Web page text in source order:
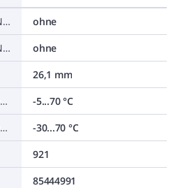
Brandverhalten nach EN 13501-6: Abtropfverhalten
ohne
Brandverhalten nach EN 13501-6: Säureentwicklung
ohne
26,1 mm
Zulässige Kabelaußentemperatur bei Montage/Handling
-5...70 °C
Zulässige Kabelaußentemperatur nach Montage ohne Erschütterung
-30...70 °C
921
85444991